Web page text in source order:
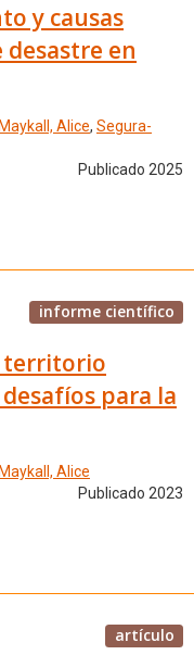
y causas
en
Alice, Segura-
Publicado 2025
informe científico
territorio
para la
Alice
Publicado 2023
artículo